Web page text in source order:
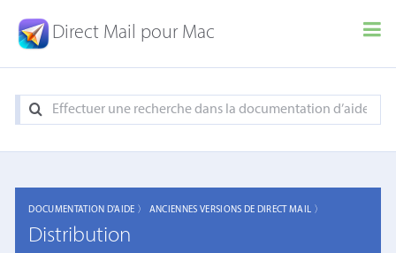
Direct Mail pour Mac
DOCUMENTATION D'AIDE 〉 ANCIENNES VERSIONS DE DIRECT MAIL 〉
Distribution